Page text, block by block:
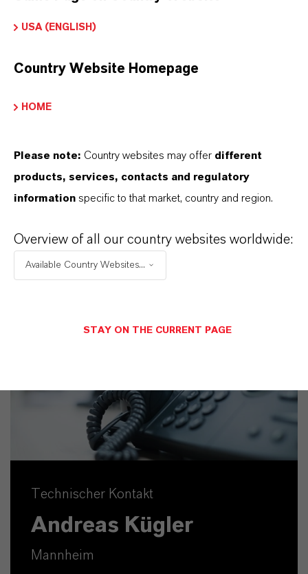
Kaufmännischer Kontakt
Simon Höwedes
+49 221 8885 3325
Technischer Kontakt
Andreas Kügler
Mannheim
USA (ENGLISH)
Country Website Homepage
HOME
Please note: Country websites may offer different
products, services, contacts and regulatory
information specific to that market, country and region.
Overview of all our country websites worldwide:
Available Country Websites...
STAY ON THE CURRENT PAGE